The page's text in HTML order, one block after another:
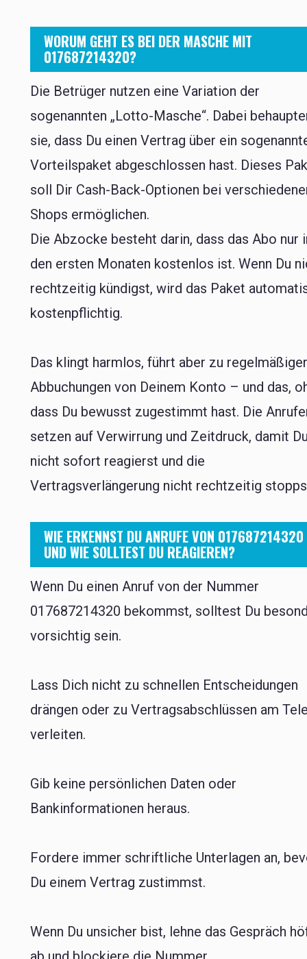
WORUM GEHT ES BEI DER MASCHE MIT
017687214320?
Die Betrüger nutzen eine Variation der
sogenannten „Lotto-Masche“. Dabei
sie, dass Du einen Vertrag über ein
Vorteilspaket abgeschlossen hast. Dieses
soll Dir Cash-Back-Optionen bei
Shops ermöglichen.
Die Abzocke besteht darin, dass das Abo nur
den ersten Monaten kostenlos ist. Wenn Du
rechtzeitig kündigst, wird das Paket
kostenpflichtig.
Das klingt harmlos, führt aber zu
Abbuchungen von Deinem Konto – und das,
dass Du bewusst zugestimmt hast. Die
setzen auf Verwirrung und Zeitdruck, damit
nicht sofort reagierst und die
Vertragsverlängerung nicht rechtzeitig
WIE ERKENNST DU ANRUFE VON 017687214320
UND WIE SOLLTEST DU REAGIEREN?
Wenn Du einen Anruf von der Nummer
017687214320 bekommst, solltest Du
vorsichtig sein.
Lass Dich nicht zu schnellen Entscheidungen
drängen oder zu Vertragsabschlüssen am
verleiten.
Gib keine persönlichen Daten oder
Bankinformationen heraus.
Fordere immer schriftliche Unterlagen an,
Du einem Vertrag zustimmst.
Wenn Du unsicher bist, lehne das Gespräch